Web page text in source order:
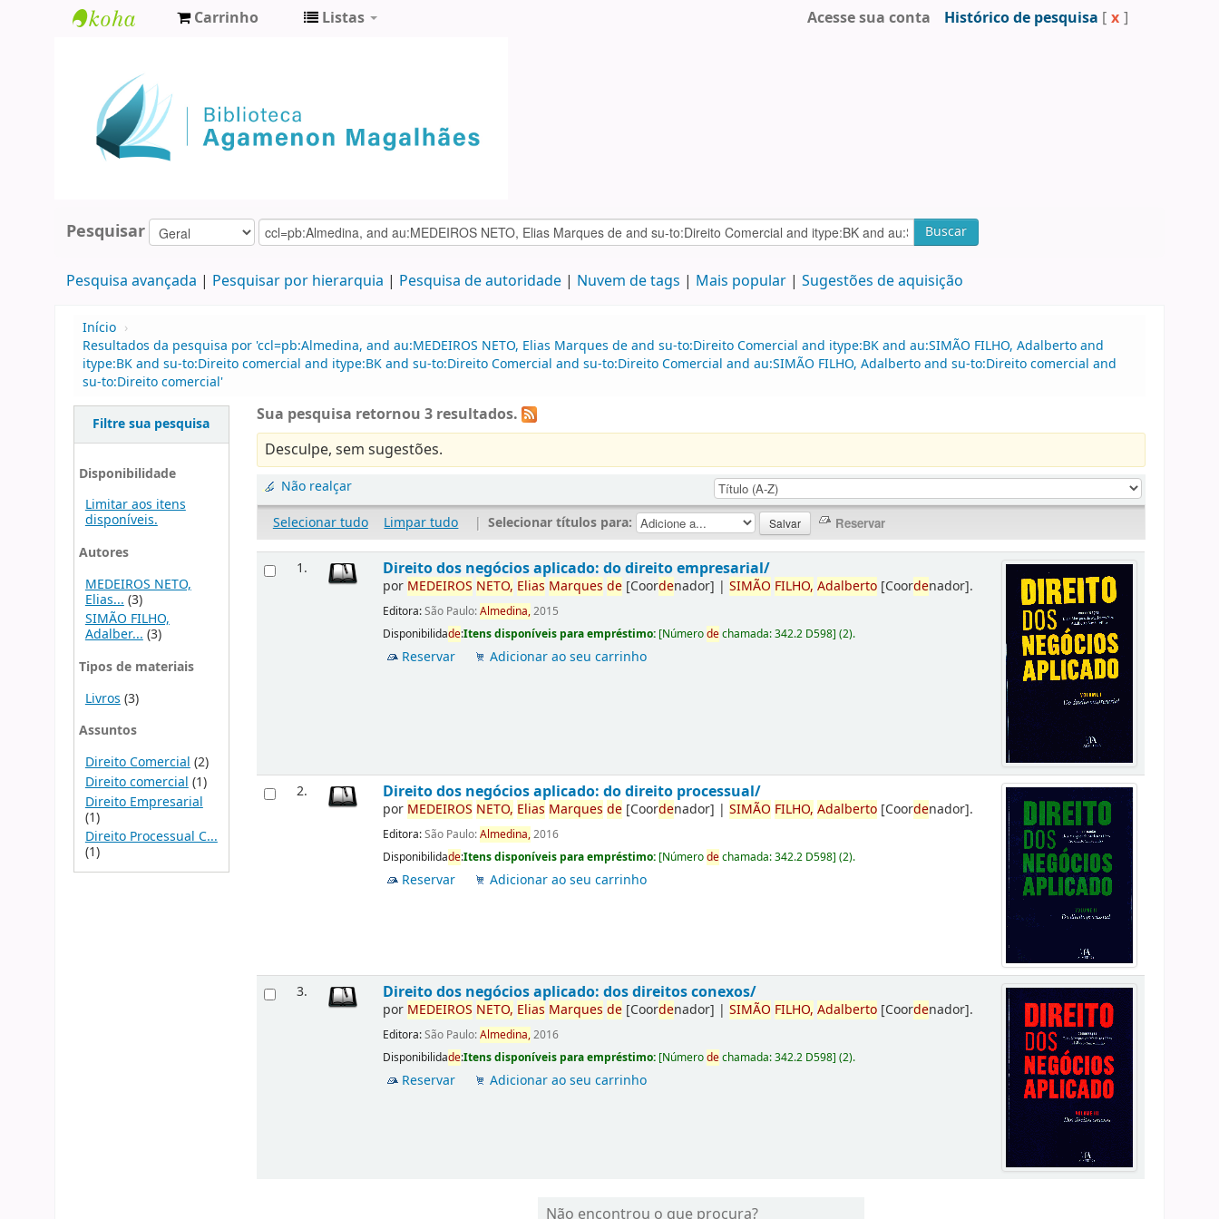
Agamenon
Magalhães
Carrinho Listas Acesse sua conta Histórico de pesquisa [ x ]
Pesquisar Buscar
Pesquisa avançada Pesquisar por hierarquia Pesquisa de autoridade Nuvem de tags Mais popular Sugestões de aquisição
Início ›
Resultados da pesquisa por 'ccl=pb:Almedina, and au:MEDEIROS NETO, Elias Marques de and su-to:Direito Comercial and itype:BK and au:SIMÃO FILHO, Adalberto and
itype:BK and su-to:Direito comercial and itype:BK and su-to:Direito Comercial and su-to:Direito Comercial and au:SIMÃO FILHO, Adalberto and su-to:Direito comercial and
su-to:Direito comercial'
Filtre sua pesquisa
Disponibilidade
Limitar aos itens
disponíveis.
Autores
MEDEIROS NETO,
Elias... (3)
SIMÃO FILHO,
Adalber...(3)
Tipos de materiais
Livros (3)
Assuntos
Direito Comercial (2)
Direito comercial (1)
Direito Empresarial
(1)
Direito Processual C...
(1)
Sua pesquisa retornou 3 resultados.
Desculpe, sem sugestões.
Não realçar
Selecionar tudo
Limpar tudo | Selecionar títulos para:
1. Direito dos negócios aplicado: do direito empresarial/
por MEDEIROS NETO, Elias Marques de [Coordenador] |SIMÃO FILHO, Adalberto [Coordenador].
Editora:São Paulo:Almedina,2015
Disponibilidade:Itens disponíveis para empréstimo: [Númerodechamada:342.2 D598](2).
Reservar Adicionar ao seu carrinho
2. Direito dos negócios aplicado: do direito processual/
por MEDEIROS NETO, Elias Marques de [Coordenador] |SIMÃO FILHO, Adalberto [Coordenador].
Editora:São Paulo:Almedina,2016
Disponibilidade:Itens disponíveis para empréstimo: [Númerodechamada:342.2 D598](2).
Reservar Adicionar ao seu carrinho
3. Direito dos negócios aplicado: dos direitos conexos/
por MEDEIROS NETO, Elias Marques de [Coordenador] |SIMÃO FILHO, Adalberto [Coordenador].
Editora:São Paulo:Almedina,2016
Disponibilidade:Itens disponíveis para empréstimo: [Númerodechamada:342.2 D598](2).
Reservar Adicionar ao seu carrinho